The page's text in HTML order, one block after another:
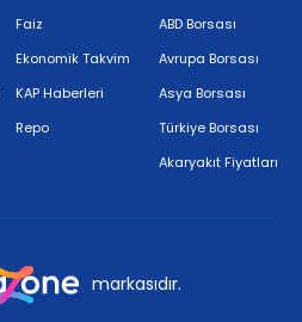
Faiz
Ekonomik Takvim
KAP Haberleri
Repo
ABD Borsası
Avrupa Borsası
Asya Borsası
Türkiye Borsası
Akaryakıt Fiyatları
markasıdır.